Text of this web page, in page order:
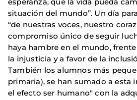
situación del mundo”. Un día
“de nuestras voces, nuestro
compromiso único de seguir
haya hambre en el mundo,
la injusticia y a favor de la
También los alumnos más
primaria), se han sumado a esta
el efecto ser humano" con la